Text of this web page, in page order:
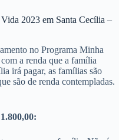
2023 em Santa Cecília –
no Programa Minha
a renda que a família
irá pagar, as famílias são
são de renda contempladas.